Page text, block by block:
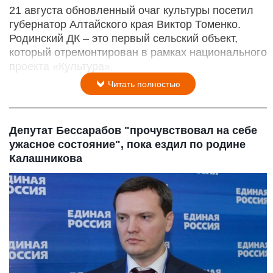
21 августа обновленный очаг культуры посетил
губернатор Алтайского края Виктор Томенко.
Родинский ДК – это первый сельский объект,
который отремонтирован в рамках национального
проекта «Культура».
Читать полностью
Депутат Бессарабов "прочувствовал на себе
ужасное состояние", пока ездил по родине
Калашникова